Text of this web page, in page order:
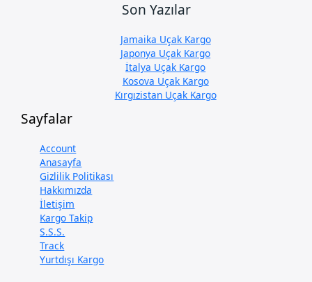
Son Yazılar
Jamaika Uçak Kargo
Japonya Uçak Kargo
İtalya Uçak Kargo
Kosova Uçak Kargo
Kırgızistan Uçak Kargo
Sayfalar
Account
Anasayfa
Gizlilik Politikası
Hakkımızda
İletişim
Kargo Takip
S.S.S.
Track
Yurtdışı Kargo